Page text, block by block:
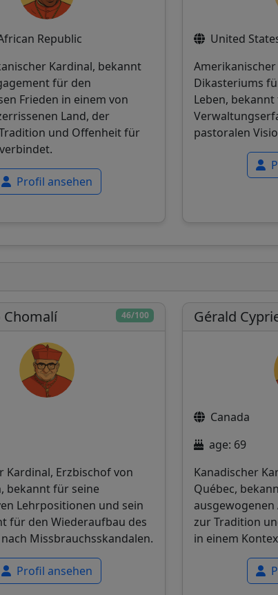
Republic
Kardinal, bekannt
für den
Frieden in einem von
Land, der
und Offenheit für
Profil ansehen
United
Dikasteriums
Leben,
pastoralen
46/100
Chomalí
Kardinal, Erzbischof von
bekannt für seine
Lehrpositionen und sein
für den Wiederaufbau des
Missbrauchsskandalen.
Profil ansehen
Gérald
Canada
age: 69
Kanadischer
Québec,
ausgewogenen
zur Tradition
in einem